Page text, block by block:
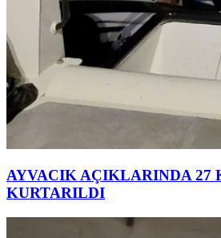
AYVACIK AÇIKLARINDA 27
KURTARILDI